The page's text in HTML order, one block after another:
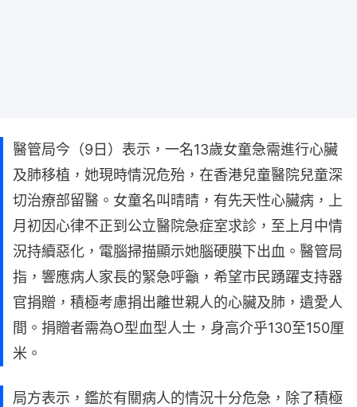
醫管局今（9日）表示，一名13歲女童急需進行心臟
及肺移植，她現時情況危殆，在香港兒童醫院兒童深
切治療部留醫。女童名叫晴晴，有先天性心臟病，上
月初因心律不正到公立醫院急症室求診，至上月中情
況持續惡化，電腦掃描顯示她腦硬膜下出血。醫管局
指，響應病人家長的緊急呼籲，希望市民踴躍支持器
官捐贈，積極考慮捐出離世親人的心臟及肺，遺愛人
間。捐贈者需為O型血型人士，身高介乎130至150厘
米。
局方表示，鑑於有關病人的情況十分危急，除了積極